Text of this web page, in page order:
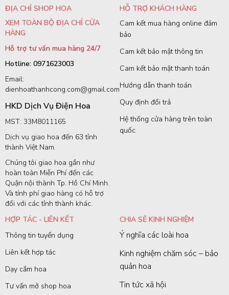
ĐỊA CHỈ SHOP HOA
XEM TOÀN BỘ ĐỊA CHỈ CỬA
HÀNG
Hỗ trợ tư vấn mua hàng 24/7
Hotline: 0971623003
Email:
dienhoathanhcong.com@gmail.com
HKD Dịch Vụ Điện Hoa
MST: 33M8011165
Dịch vụ giao hoa đến 63 tỉnh
thành Việt Nam.
Chúng tôi giao hoa gần như
hoàn toàn Miễn Phí đến các
Quận nội thành Tp. Hồ Chí Minh.
Và tính phí giao hàng có hỗ trợ
đối với các tỉnh thành khác.
HỖ TRỢ KHÁCH HÀNG
Cam kết mua hàng online đảm
bảo
Cam kết bảo mật thông tin
Cam kết bảo mật thanh toán
Hướng dẫn thanh toán
Quy định đổi trả
Hệ thống cửa hàng trên toàn
quốc
HỢP TÁC - LIÊN KẾT
Thông tin tuyển dụng
Liên kết hợp tác
Dạy cắm hoa
Tư vấn mở shop hoa
CHIA SẺ KINH NGHIỆM
Ý nghĩa các loài hoa
Kinh nghiệm chăm sóc – bảo
quản hoa
Tin tức xã hội